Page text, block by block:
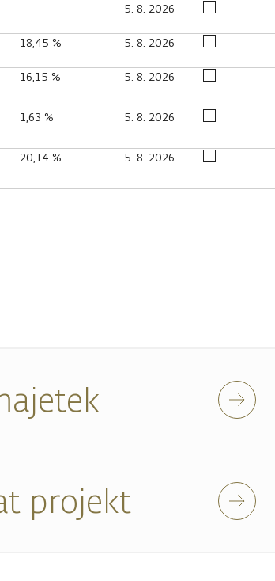
- 5. 8. 2026
18,45 % 5. 8. 2026
16,15 % 5. 8. 2026
1,63 % 5. 8. 2026
20,14 % 5. 8. 2026
projekt